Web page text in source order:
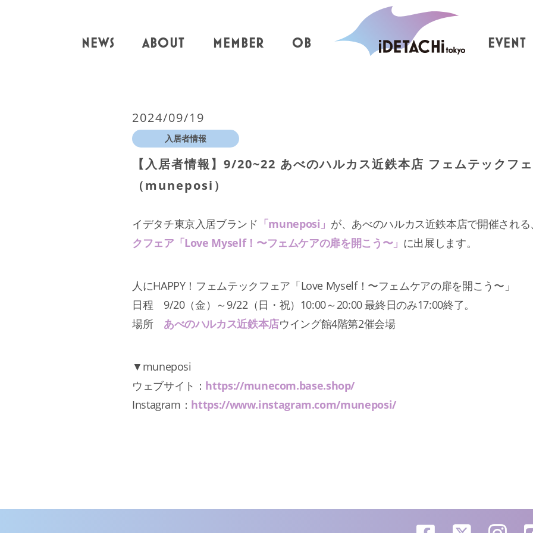
NEWS ABOUT MEMBER OB EVENT
2024/09/19
入居者情報
【入居者情報】9/20~22 あべのハルカス近鉄本店 フェムテックフ
（muneposi）
イデタチ東京入居ブランド 「muneposi」 が、あべのハルカス近鉄本店で開催される
クフェア「Love Myself！〜フェムケアの扉を開こう〜」 に出展します。
人にHAPPY！フェムテックフェア「Love Myself！〜フェムケアの扉を開こう〜」
日程 9/20（金）～9/22（日・祝）10:00～20:00 最終日のみ17:00終了。
場所 あべのハルカス近鉄本店ウイング館4階第2催会場
▼muneposi
ウェブサイト： https://munecom.base.shop/
Instagram： https://www.instagram.com/muneposi/